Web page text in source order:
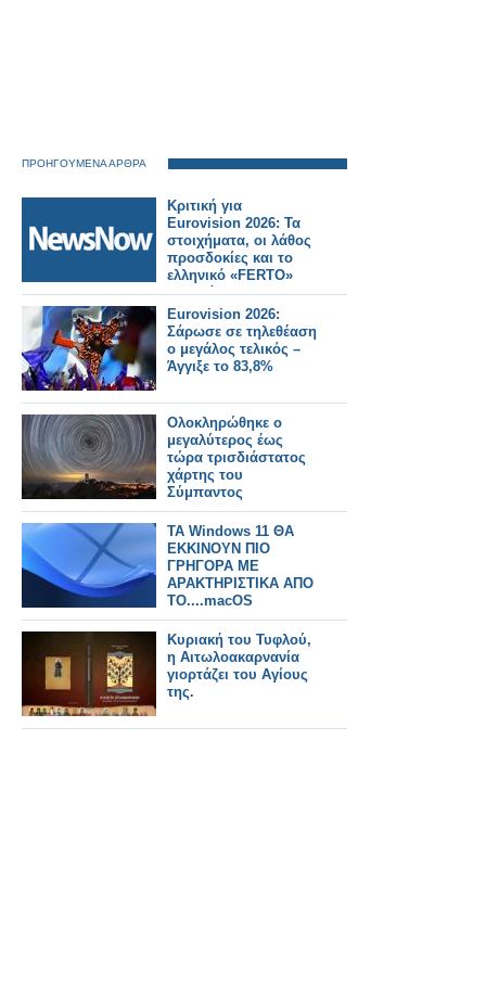
ΠΡΟΗΓΟΥΜΕΝΑ ΑΡΘΡΑ
Κριτική για
Eurovision 2026: Τα
στοιχήματα, οι λάθος
προσδοκίες και το
ελληνικό «FERTO»
που χάθηκε στη
σκηνή
Eurovision 2026:
Σάρωσε σε τηλεθέαση
ο μεγάλος τελικός –
Άγγιξε το 83,8%
Ολοκληρώθηκε ο
μεγαλύτερος έως
τώρα τρισδιάστατος
χάρτης του
Σύμπαντος
ΤΑ Windows 11 ΘΑ
ΕΚΚΙΝΟΥΝ ΠΙΟ
ΓΡΗΓΟΡΑ ΜΕ
ΑΡΑΚΤΗΡΙΣΤΙΚΑ ΑΠΟ
ΤΟ....macOS
Κυριακή του Τυφλού,
η Αιτωλοακαρνανία
γιορτάζει του Αγίους
της.